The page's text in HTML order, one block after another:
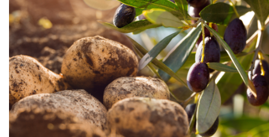
‘Aceite
de
Oliva
Austral’:
dos
proyectos
nuevos
en
La
Araucanía